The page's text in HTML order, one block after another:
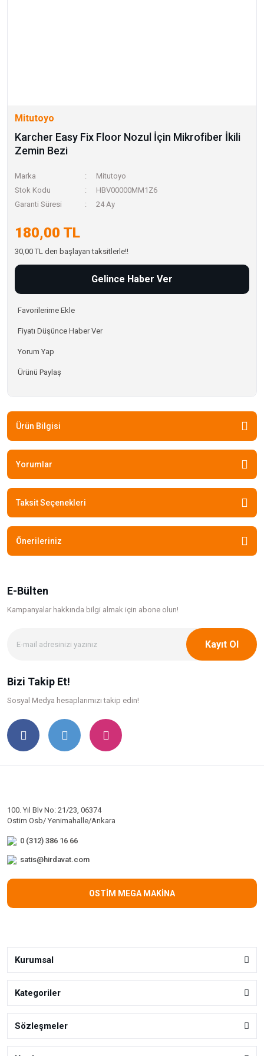
Mitutoyo
Karcher Easy Fix Floor Nozul İçin Mikrofiber İkili
Zemin Bezi
Marka
Mitutoyo
Stok Kodu
HBV00000MM1Z6
Garanti Süresi
24 Ay
180,00 TL
30,00 TL den başlayan taksitlerle!!
Gelince Haber Ver
Fiyatı Düşünce Haber Ver
Yorum Yap
Ürünü Paylaş
Ürün Bilgisi
Yorumlar
Taksit Seçenekleri
Önerileriniz
E-Bülten
Kampanyalar hakkında bilgi almak için abone olun!
Kayıt Ol
Bizi Takip Et!
Sosyal Medya hesaplarımızı takip edin!
100. Yıl Blv No: 21/23, 06374
Ostim Osb/ Yenimahalle/Ankara
0 (312) 386 16 66
satis@hirdavat.com
OSTİM MEGA MAKİNA
Kurumsal
Kategoriler
Sözleşmeler